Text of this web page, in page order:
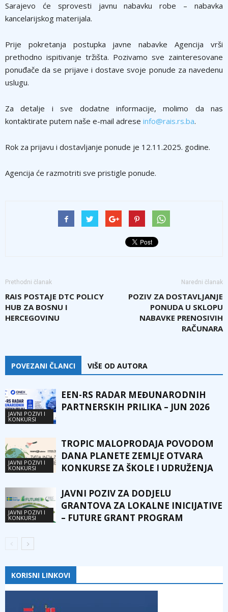
Sarajevo će sprovesti javnu nabavku robe – nabavka
kancelarijskog materijala.
Prije pokretanja postupka javne nabavke Agencija vrši
prethodno ispitivanje tržišta. Pozivamo sve zainteresovane
ponuđače da se prijave i dostave svoje ponude za navedenu
uslugu.
Za detalje i sve dodatne informacije, molimo da nas
kontaktirate putem naše e-mail adrese info@rais.rs.ba.
Rok za prijavu i dostavljanje ponude je 12.11.2025. godine.
Agencija će razmotriti sve pristigle ponude.
Prethodni članak
RAIS POSTAJE DTC POLICY
HUB ZA BOSNU I
HERCEGOVINU
Naredni članak
POZIV ZA DOSTAVLJANJE
PONUDA U SKLOPU
NABAVKE PRENOSIVIH
RAČUNARA
POVEZANI ČLANCI VIŠE OD AUTORA
JAVNI POZIVI I
KONKURSI
EEN-RS RADAR MEĐUNARODNIH
PARTNERSKIH PRILIKA – JUN 2026
JAVNI POZIVI I
KONKURSI
TROPIC MALOPRODAJA POVODOM
DANA PLANETE ZEMLJE OTVARA
KONKURSE ZA ŠKOLE I UDRUŽENJA
JAVNI POZIVI I
KONKURSI
JAVNI POZIV ZA DODJELU
GRANTOVA ZA LOKALNE INICIJATIVE
– FUTURE GRANT PROGRAM
KORISNI LINKOVI